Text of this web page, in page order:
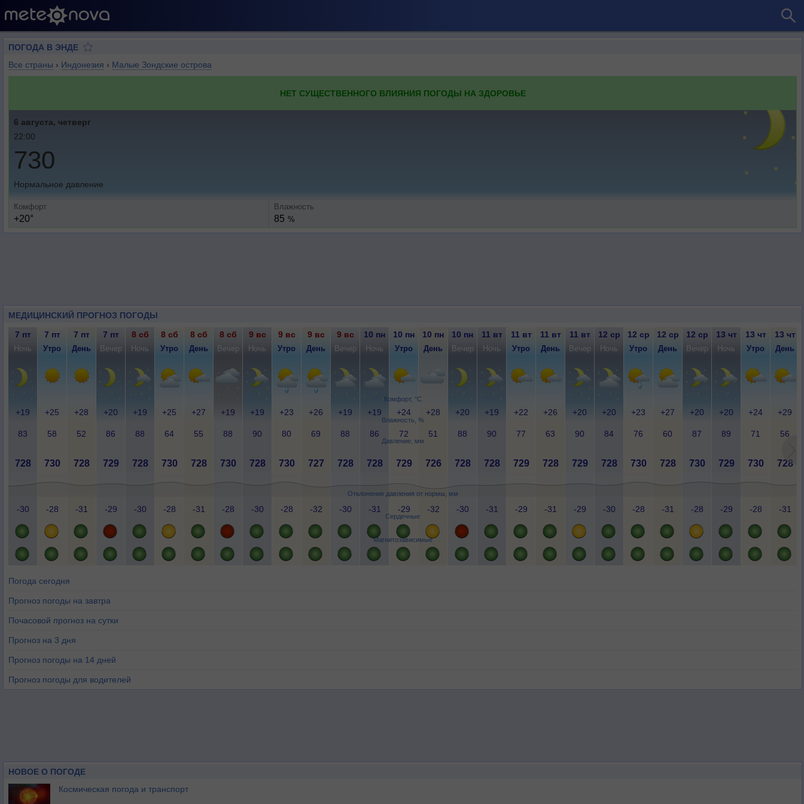
ПОГОДА В ЭНДЕ
Все страны › Индонезия › Малые Зондские острова
НЕТ СУЩЕСТВЕННОГО ВЛИЯНИЯ ПОГОДЫ НА ЗДОРОВЬЕ
6 августа, четверг
22:00
730
Нормальное давление
Комфорт
+20°
Влажность
85 %
МЕДИЦИНСКИЙ ПРОГНОЗ ПОГОДЫ
Комфорт, °C
Влажность, %
Давление, мм
Отклонение давления от нормы, мм
Сердечные
Магнитозависимые
7 пт 7 пт 7 пт 7 пт 8 сб 8 сб 8 сб 8 сб 9 вс 9 вс 9 вс 9 вс 10 пн 10 пн 10 пн 10 пн 11 вт 11 вт 11 вт 11 вт 12 ср 12 ср 12 ср 12 ср 13 чт 13 чт 13 чт
Ночь Утро День Вечер Ночь Утро День Вечер Ночь Утро День Вечер Ночь Утро День Вечер Ночь Утро День Вечер Ночь Утро День Вечер Ночь Утро День
+19 +25 +28 +20 +19 +25 +27 +19 +19 +23 +26 +19 +19 +24 +28 +20 +19 +22 +26 +20 +20 +23 +27 +20 +20 +24 +29
83 58 52 86 88 64 55 88 90 80 69 88 86 72 51 88 90 77 63 90 84 76 60 87 89 71 56
728 730 728 729 728 730 728 730 728 730 727 728 728 729 726 728 728 729 728 729 728 730 728 730 729 730 728
-30 -28 -31 -29 -30 -28 -31 -28 -30 -28 -32 -30 -31 -29 -32 -30 -31 -29 -31 -29 -30 -28 -31 -28 -29 -28 -31
Погода сегодня
Прогноз погоды на завтра
Почасовой прогноз на сутки
Прогноз на 3 дня
Прогноз погоды на 14 дней
Прогноз погоды для водителей
НОВОЕ О ПОГОДЕ
Космическая погода и транспорт